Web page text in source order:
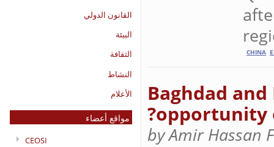
القانون الدولي
البيئة
الثقافة
النشاط
الأعلام
CEOSI
CHINA
Baghdad
opportunity
by Amir Hassan